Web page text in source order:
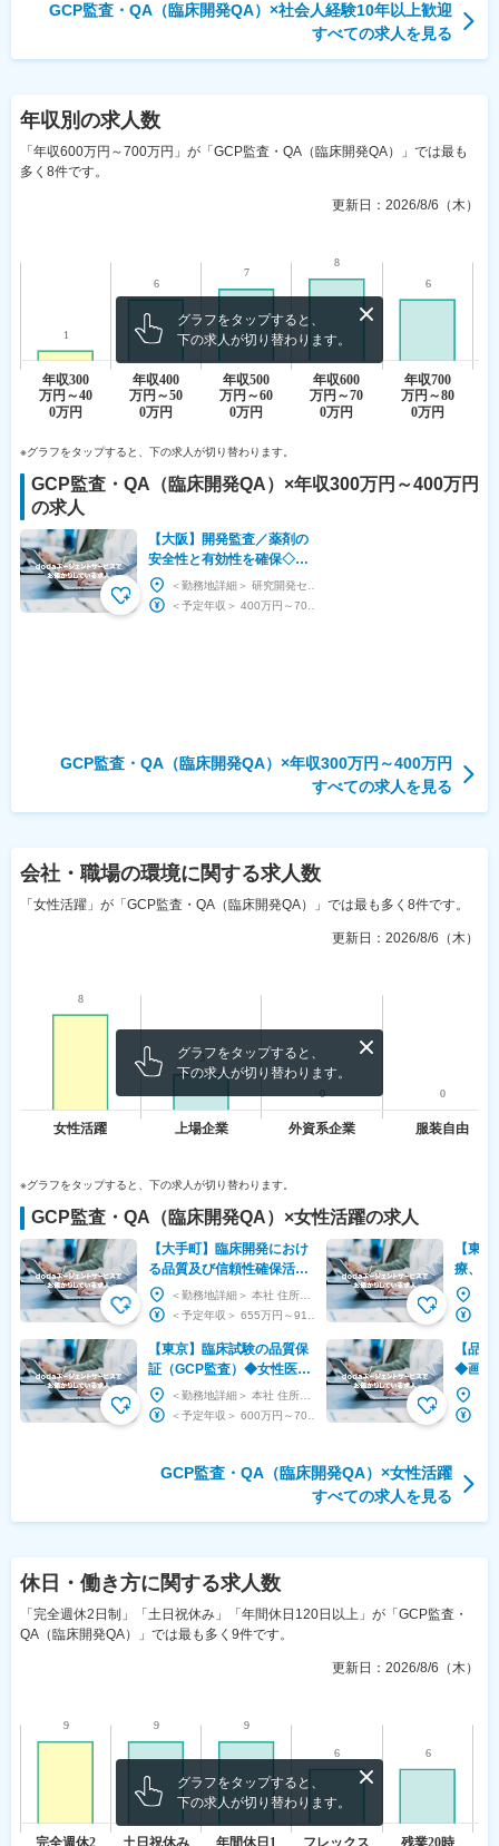
GCP監査・QA（臨床開発QA） ×社会人経験10年以上歓迎
すべての求人を見る
年収別の求人数
「年収600万円～700万円」が「GCP監査・QA（臨床開発QA）」では最も
多く8件です。
更新日： 2026/8/6（木）
グラフをタップすると、
下の求人が切り替わります。
※グラフをタップすると、下の求人が切り替わります。
GCP監査・QA（臨床開発QA） ×年収300万円～400万円
の求人
【大阪】開発監査／薬剤の
安全性と有効性を確保◇人
工透析液国内トップクラス
／東証プライム◇年休124
GCP監査・QA（臨床開発QA）×年収300万円～400万円
すべての求人を見る
会社・職場の環境に関する求人数
「女性活躍」が「GCP監査・QA（臨床開発QA）」では最も多く8件です。
更新日： 2026/8/6（木）
グラフをタップすると、
下の求人が切り替わります。
※グラフをタップすると、下の求人が切り替わります。
GCP監査・QA（臨床開発QA） ×女性活躍の求人
【大手町】臨床開発におけ
る品質及び信頼性確保活動
◆東証プライム上場・キリ
ングループ／福利厚生充実
【東京】臨床試験の品質保
証（GCP監査）◆女性医療
のパイオニア／バイオシミ
ラー展開
【東
療、オ
受託
～
【品
◆画像
に寄
◆フレ
GCP監査・QA（臨床開発QA） ×女性活躍
すべての求人を見る
休日・働き方に関する求人数
「完全週休2日制」「土日祝休み」「年間休日120日以上」が「GCP監査・
QA（臨床開発QA）」では最も多く9件です。
更新日： 2026/8/6（木）
グラフをタップすると、
下の求人が切り替わります。